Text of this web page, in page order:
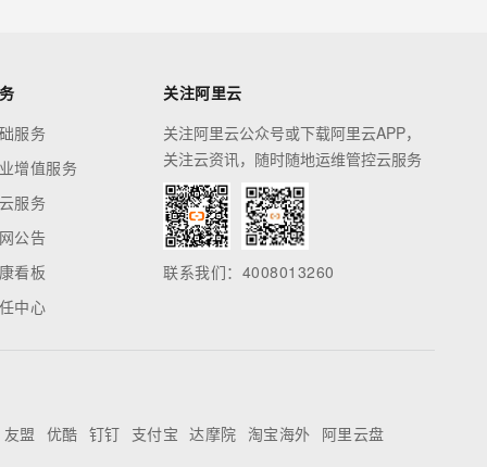
服务
增值服务
服务
公告
看板
中心
关注阿里云
关注阿里云公众号或下载阿里云APP，
关注云资讯，随时随地运维管控云服务
联系我们：4008013260
友盟 优酷 钉钉 支付宝 达摩院 淘宝海外 阿里云盘